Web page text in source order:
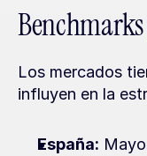
Los mercados
influyen en la
España: